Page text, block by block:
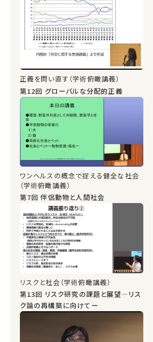
正義を問い直す（学術俯瞰講義）
第12回 グローバルな分配的正義
ワンヘルスの概念で捉える健全な社会
（学術俯瞰講義）
第7回 伴侶動物と人間社会
リスクと社会（学術俯瞰講義）
第13回 リスク研究の課題と展望―リス
ク論の再構築に向けてー